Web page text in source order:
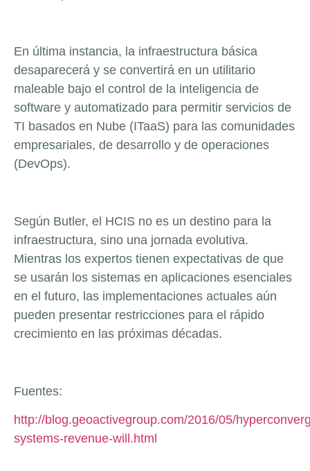
En última instancia, la infraestructura básica
desaparecerá y se convertirá en un utilitario
maleable bajo el control de la inteligencia de
software y automatizado para permitir servicios de
TI basados en Nube (ITaaS) para las comunidades
empresariales, de desarrollo y de operaciones
(DevOps).
Según Butler, el HCIS no es un destino para la
infraestructura, sino una jornada evolutiva.
Mientras los expertos tienen expectativas de que
se usarán los sistemas en aplicaciones esenciales
en el futuro, las implementaciones actuales aún
pueden presentar restricciones para el rápido
crecimiento en las próximas décadas.
Fuentes:
http://blog.geoactivegroup.com/2016/05/
systems-revenue-will.html